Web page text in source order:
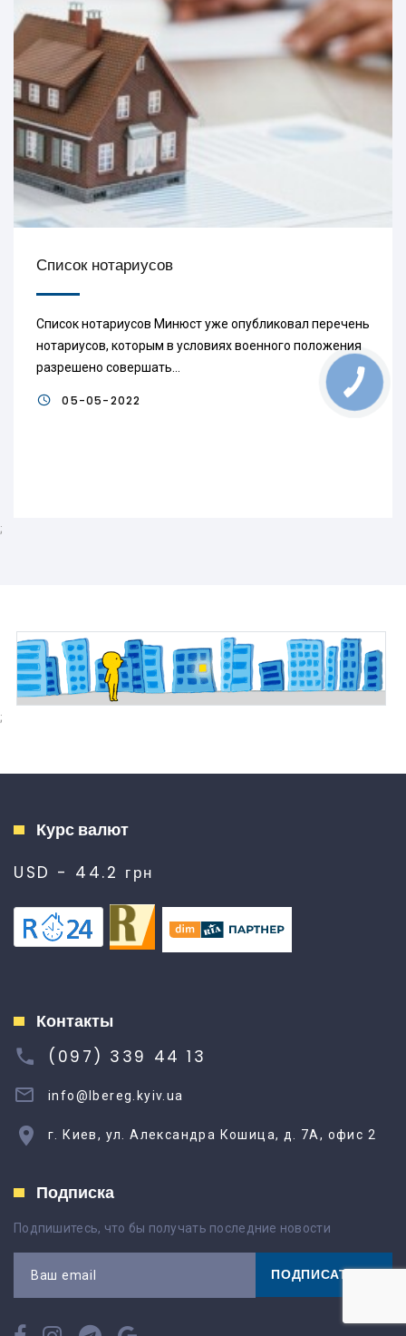
Список нотариусов
Список нотариусов Минюст уже опубликовал перечень
нотариусов, которым в условиях военного положения
разрешено совершать...
05-05-2022
;
;
Курс валют
USD - 44.2 грн
Контакты
(097) 339 44 13
info@lbereg.kyiv.ua
г. Киев, ул. Александра Кошица, д. 7А, офис 2
Подписка
Подпишитесь, что бы получать последние новости
Ваш email ПОДПИСАТЬСЯ
КНОПКА
ЗВ'ЯЗКУ